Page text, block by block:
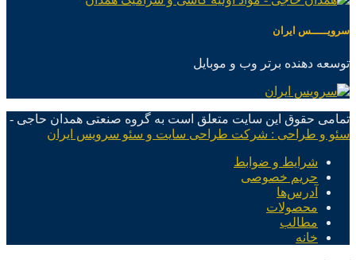
سرویـــــس ایران
توسعه دهنده برتر وب و موبایل
تمامی حقوق این سایت متعلق است به گروه صنعتی همدان حاجی -
سئو و طراحی : شرکت طراحی سایت و سئو سرویس ایران
شرایط و ضوابط
حریم خصوصی
آدرس‌ها
محصولات
مطالب
خانه